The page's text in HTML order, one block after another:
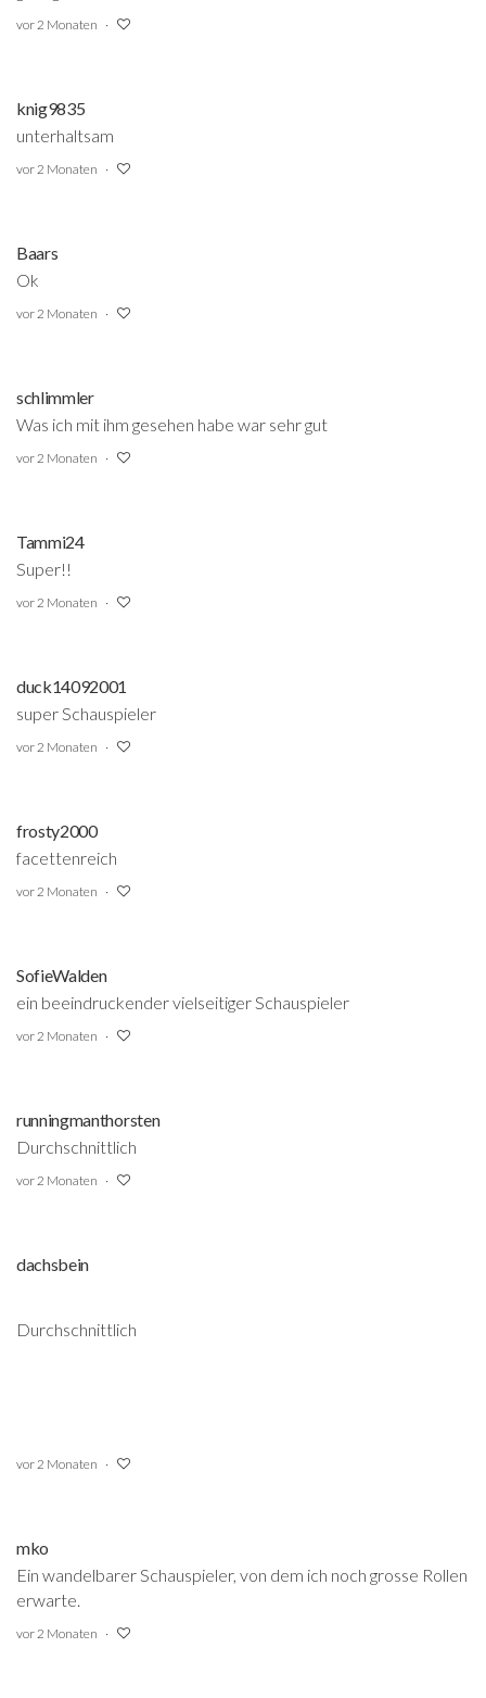
vor 2 Monaten
knig9835
unterhaltsam
vor 2 Monaten
Baars
Ok
vor 2 Monaten
schlimmler
Was ich mit ihm gesehen habe war sehr gut
vor 2 Monaten
Tammi24
Super!!
vor 2 Monaten
duck14092001
super Schauspieler
vor 2 Monaten
frosty2000
facettenreich
vor 2 Monaten
SofieWalden
ein beeindruckender vielseitiger Schauspieler
vor 2 Monaten
runningmanthorsten
Durchschnittlich
vor 2 Monaten
dachsbein
Durchschnittlich
vor 2 Monaten
mko
Ein wandelbarer Schauspieler, von dem ich noch grosse Rollen
erwarte.
vor 2 Monaten